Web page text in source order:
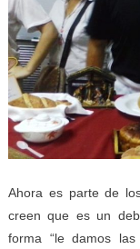
Ahora es parte de
creen que es un
forma “le damos